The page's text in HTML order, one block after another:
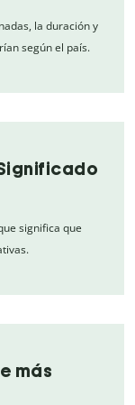
la duración y
según el país.
significa que
más